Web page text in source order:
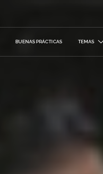
BUENAS PRÁCTICAS TEMAS